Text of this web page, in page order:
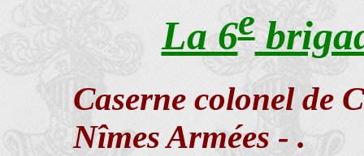
La 6e
Caserne colonel de
Nîmes Armées - .